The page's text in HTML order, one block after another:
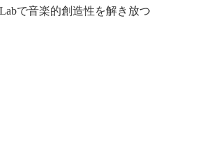
で音楽的創造性を解き放つ